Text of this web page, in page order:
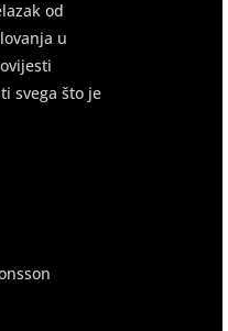
od
u
svega što je